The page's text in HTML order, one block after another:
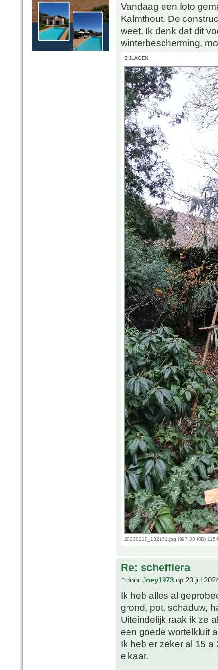
Vandaag een foto
Kalmthout. De
weet. Ik denk dat dit
winterbescherming,
BIJLAGEN
20230217_132151.jpg (997.38 KiB)
Re: schefflera
door Joey1973 op 23 jul
Ik heb alles al
grond, pot, schaduw,
Uiteindelijk raak ik ze
een goede wortelkluit
Ik heb er zeker al 15 a
elkaar.